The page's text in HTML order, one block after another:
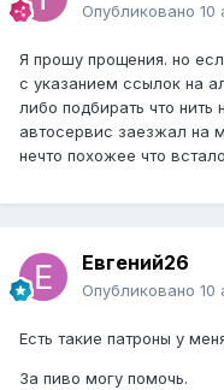
Опубликовано 10
Я прошу прощения. но
с указанием ссылок на
либо подбирать что
автосервис заезжал на
нечто похожее что встало
Евгений26
Опубликовано 10
Есть такие патроны у
За пиво могу помочь.